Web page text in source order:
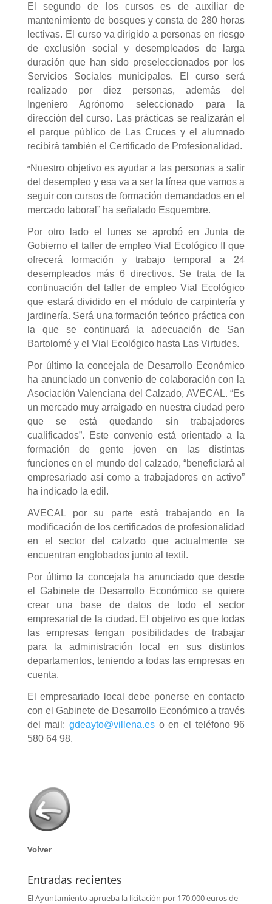
El segundo de los cursos es de auxiliar de
mantenimiento de bosques y consta de 280 horas
lectivas. El curso va dirigido a personas en riesgo
de exclusión social y desempleados de larga
duración que han sido preseleccionados por los
Servicios Sociales municipales. El curso será
realizado por diez personas, además del
Ingeniero Agrónomo seleccionado para la
dirección del curso. Las prácticas se realizarán el
el parque público de Las Cruces y el alumnado
recibirá también el Certificado de Profesionalidad.
“Nuestro objetivo es ayudar a las personas a salir
del desempleo y esa va a ser la línea que vamos a
seguir con cursos de formación demandados en el
mercado laboral” ha señalado Esquembre.
Por otro lado el lunes se aprobó en Junta de
Gobierno el taller de empleo Vial Ecológico II que
ofrecerá formación y trabajo temporal a 24
desempleados más 6 directivos. Se trata de la
continuación del taller de empleo Vial Ecológico
que estará dividido en el módulo de carpintería y
jardinería. Será una formación teórico práctica con
la que se continuará la adecuación de San
Bartolomé y el Vial Ecológico hasta Las Virtudes.
Por último la concejala de Desarrollo Económico
ha anunciado un convenio de colaboración con la
Asociación Valenciana del Calzado, AVECAL. “Es
un mercado muy arraigado en nuestra ciudad pero
que se está quedando sin trabajadores
cualificados”. Este convenio está orientado a la
formación de gente joven en las distintas
funciones en el mundo del calzado, “beneficiará al
empresariado así como a trabajadores en activo”
ha indicado la edil.
AVECAL por su parte está trabajando en la
modificación de los certificados de profesionalidad
en el sector del calzado que actualmente se
encuentran englobados junto al textil.
Por último la concejala ha anunciado que desde
el Gabinete de Desarrollo Económico se quiere
crear una base de datos de todo el sector
empresarial de la ciudad. El objetivo es que todas
las empresas tengan posibilidades de trabajar
para la administración local en sus distintos
departamentos, teniendo a todas las empresas en
cuenta.
El empresariado local debe ponerse en contacto
con el Gabinete de Desarrollo Económico a través
del mail:gdeayto@villena.es o en el teléfono 96
580 64 98.
Volver
Entradas recientes
El Ayuntamiento aprueba la licitación por 170.000 euros de